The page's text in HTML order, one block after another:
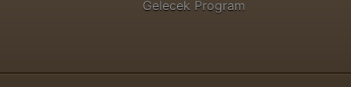
Gelecek Program